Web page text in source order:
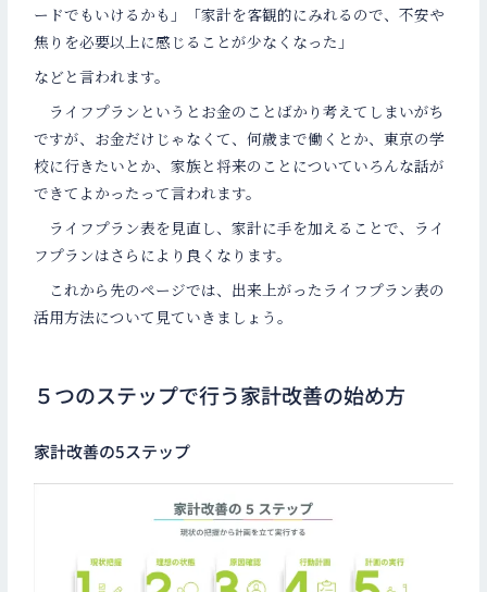
ードでもいけるかも」「家計を客観的にみれるので、不安や
焦りを必要以上に感じることが少なくなった」
などと言われます。
ライフプランというとお金のことばかり考えてしまいがち
ですが、お金だけじゃなくて、何歳まで働くとか、東京の学
校に行きたいとか、家族と将来のことについていろんな話が
できてよかったって言われます。
ライフプラン表を見直し、家計に手を加えることで、ライ
フプランはさらにより良くなります。
これから先のページでは、出来上がったライフプラン表の
活用方法について見ていきましょう。
５つのステップで行う家計改善の始め方
家計改善の5ステップ